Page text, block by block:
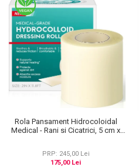
Rola Pansament Hidrocoloidal
Medical - Rani si Cicatrici, 5 cm x
PRP: 245,00 Lei
175,00 Lei